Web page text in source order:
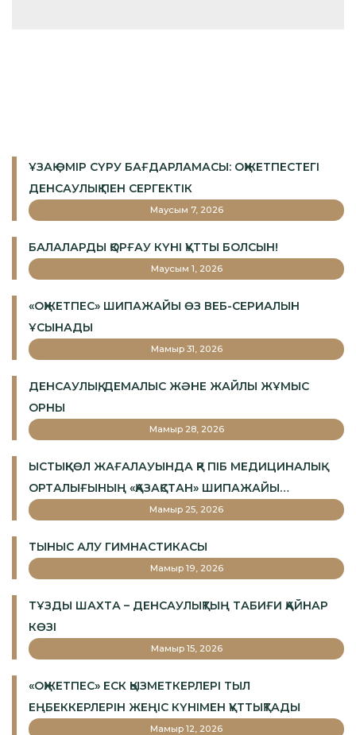
ҰЗАҚ ӨМІР СҮРУ БАҒДАРЛАМАСЫ: ОҚЖЕТПЕСТЕГІ
ДЕНСАУЛЫҚ ПЕН СЕРГЕКТІК
Маусым 7, 2026
БАЛАЛАРДЫ ҚОРҒАУ КҮНІ ҚҰТТЫ БОЛСЫН!
Маусым 1, 2026
«ОҚЖЕТПЕС» ШИПАЖАЙЫ ӨЗ ВЕБ-СЕРИАЛЫН
ҰСЫНАДЫ
Мамыр 31, 2026
ДЕНСАУЛЫҚ, ДЕМАЛЫС ЖӘНЕ ЖАЙЛЫ ЖҰМЫС
ОРНЫ
Мамыр 28, 2026
ЫСТЫҚКӨЛ ЖАҒАЛАУЫНДА ҚР ПІБ МЕДИЦИНАЛЫҚ
ОРТАЛЫҒЫНЫҢ «ҚАЗАҚСТАН» ШИПАЖАЙЫ
АШЫЛАДЫ
Мамыр 25, 2026
ТЫНЫС АЛУ ГИМНАСТИКАСЫ
Мамыр 19, 2026
ТҰЗДЫ ШАХТА – ДЕНСАУЛЫҚТЫҢ ТАБИҒИ ҚАЙНАР
КӨЗІ
Мамыр 15, 2026
«ОҚЖЕТПЕС» ЕСК ҚЫЗМЕТКЕРЛЕРІ ТЫЛ
ЕҢБЕККЕРЛЕРІН ЖЕҢІС КҮНІМЕН ҚҰТТЫҚТАДЫ
Мамыр 12, 2026